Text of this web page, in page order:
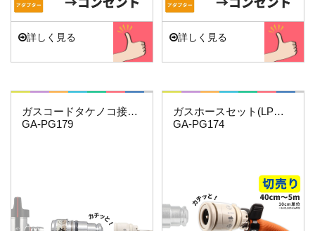
詳しく見る 詳しく見る
これエエやん
ガスコードタケノコ接続用(給気側)
GA-PG179
これエエやん
ガスホースセット(LPガス9.5ミリ用)3.5…
GA-PG174